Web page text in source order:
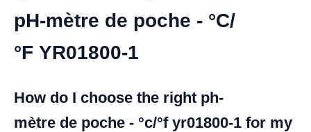
pH-mètre de poche - °C/
°F YR01800-1
How do I choose the right ph-
mètre de poche - °c/°f yr01800-1 for my